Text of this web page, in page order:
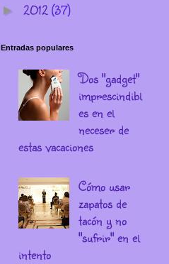
► 2012(37)
Entradas populares
Dos "gadget"
imprescindibl
es en el
neceser de
estas vacaciones
Cómo usar
zapatos de
tacón y no
"sufrir" en el
intento